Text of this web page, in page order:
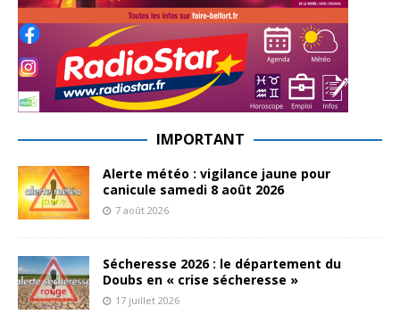
IMPORTANT
Alerte météo : vigilance jaune pour
canicule samedi 8 août 2026
7 août 2026
Sécheresse 2026 : le département du
Doubs en « crise sécheresse »
17 juillet 2026